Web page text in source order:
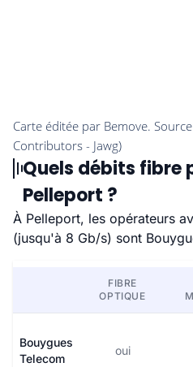
Quels débits fibre
Pelleport ?
À Pelleport, les opérateurs
(jusqu'à 8 Gb/s) sont
FIBRE
OPTIQUE
Bouygues
Telecom
oui